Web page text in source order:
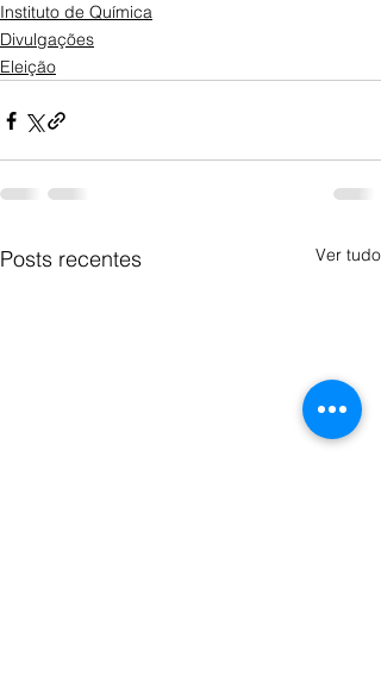
Instituto de Química
Divulgações
Eleição
Posts recentes Ver tudo